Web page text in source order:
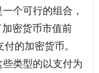
个可行的组合，
密货币市值前
的加密货币。
类型的以支付为